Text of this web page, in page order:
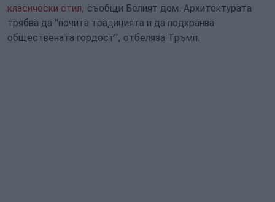
класически стил, съобщи Белият дом. Архитектурата
трябва да "почита традицията и да подхранва
обществената гордост", отбеляза Тръмп.